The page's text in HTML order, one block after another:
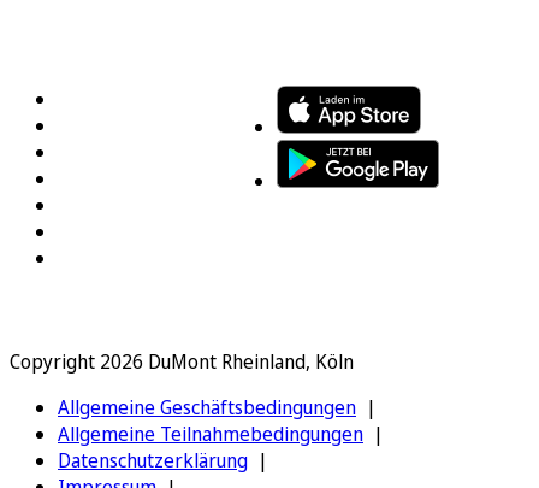
Copyright 2026 DuMont Rheinland, Köln
Allgemeine Geschäftsbedingungen
Allgemeine Teilnahmebedingungen
Datenschutzerklärung